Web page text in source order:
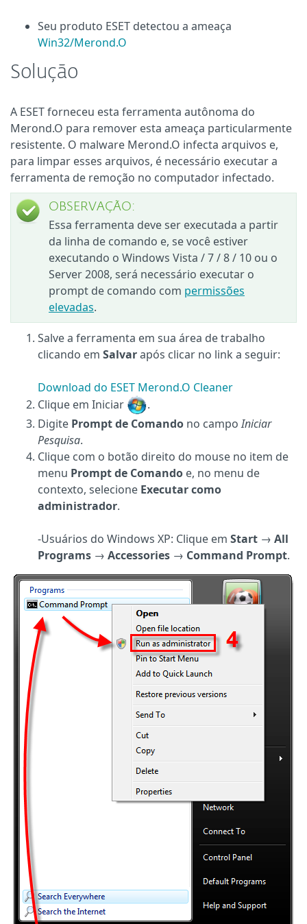
Seu produto ESET detectou a ameaça
Win32/Merond.O
Solução
A ESET forneceu esta ferramenta autônoma do
Merond.O para remover esta ameaça particularmente
resistente. O malware Merond.O infecta arquivos e,
para limpar esses arquivos, é necessário executar a
ferramenta de remoção no computador infectado.
OBSERVAÇÃO:
Essa ferramenta deve ser executada a partir
da linha de comando e, se você estiver
executando o Windows Vista / 7 / 8 / 10 ou o
Server 2008, será necessário executar o
prompt de comando com permissões
elevadas.
Salve a ferramenta em sua área de trabalho
clicando em Salvarapós clicar no link a seguir:
Download do ESET Merond.O Cleaner
Clique em Iniciar
.
Digite Prompt de Comando no campoIniciar
Pesquisa.
Clique com o botão direito do mouse no item de
menu Prompt de Comando e, no menu de
contexto, selecione Executar como
administrador.
-Usuários do Windows XP: Clique em Start → All
Programs → Accessories → Command Prompt.